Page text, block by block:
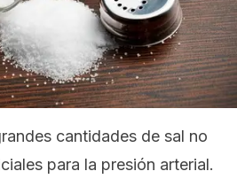
cantidades de sal no
para la presión arterial.